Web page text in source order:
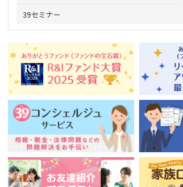
39セミナー